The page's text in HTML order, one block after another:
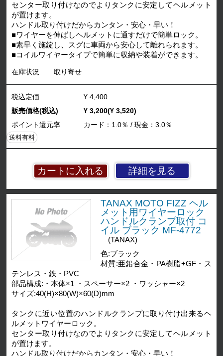
センター取り付けなのでよりタンクに安定してヘルメット
が置けます。
ハンドル取り付けだからカンタン・安心・早い！
■ワイヤーを伸ばしヘルメットに通すだけで簡単ロック。
■素早く施錠し、スグに車両から安心して離れられます。
■コイルワイヤータイプで簡単に収納や装着ができます。
在庫状況 取り寄せ
詳細を見る
税込定価
¥ 4,400
販売価格(税込)
¥ 3,200(¥ 3,520)
ポイント還元率
カード：1.0％ / 現金：3.0％
送料有料
TANAX MOTO FIZZ ヘル
メット用ワイヤーロック
ハンドルクランプ取付 コ
イル ブラック MF-4772
(TANAX)
色:ブラック
材質:亜鉛合金・PA樹脂+GF・ス
テンレス・鉄・PVC
部品構成:・本体×1 ・スペーサー×2 ・ワッシャー×2
サイズ:40(H)×80(W)×60(D)mm
タンクに近い位置のハンドルクランプに取り付け出来るヘ
ルメットワイヤーロック。
センター取り付けなのでよりタンクに安定してヘルメット
が置けます。
ハンドル取り付けだからカンタン・安心・早い！